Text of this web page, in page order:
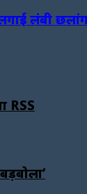
लंबी
RSS